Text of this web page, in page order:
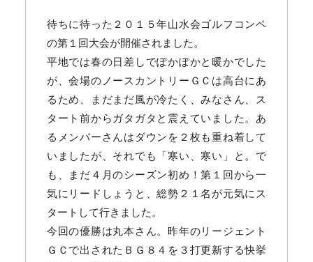
待ちに待った２０１５年山水会ゴルフコンペ
の第１回大会が開催されました。
平地では春の日差しでぽかぽかと暖かでした
が、会場のノースカントリーＧＣは高台にあ
るため、まだまだ風が冷たく、みなさん、ス
タート前からガタガタと震えていました。あ
るメンバーさんはダウンを２枚も重ね着して
いましたが、それでも「寒い、寒い」と。で
も、まだ４月のシーズン初め！第１回から一
気にリードしょうと、総勢２１名が元気にス
タートして行きました。
今回の優勝は丸本さん。昨年のリージェント
ＧＣで出されたＢＧ８４を３打更新する快挙